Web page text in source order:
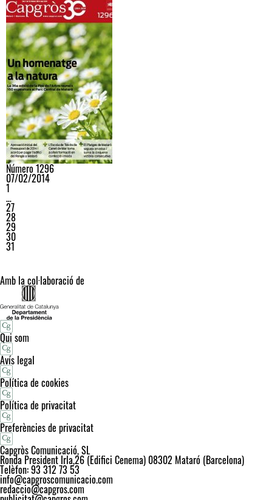
Número 1296
07/02/2014
1
…
27
28
29
30
31
Amb la col·laboració de
Qui som
Avís legal
Política de cookies
Política de privacitat
Preferències de privacitat
Capgròs Comunicació, SL
Ronda President Irla,26 (Edifici Cenema) 08302 Mataró (Barcelona)
Telèfon: 93 312 73 53
info@capgroscomunicacio.com
redaccio@capgros.com